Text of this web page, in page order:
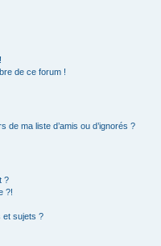
de ce forum !
de ma liste d’amis ou d’ignorés ?
?
?!
et sujets ?